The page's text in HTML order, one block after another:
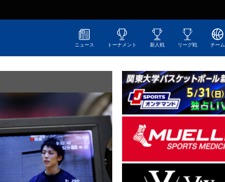
ニュース トーナメント 新人戦 リーグ戦 チーム